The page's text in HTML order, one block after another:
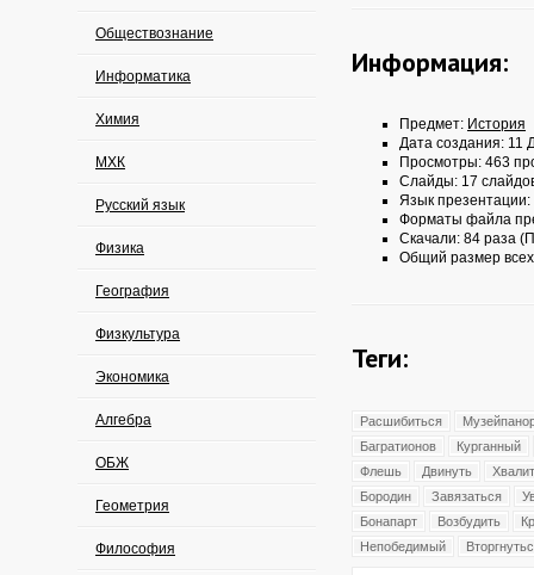
Обществознание
Информатика
Химия
МХК
Русский язык
Физика
География
Физкультура
Экономика
Алгебра
ОБЖ
Геометрия
Философия
Информация:
Предмет: История
Дата создания: 11
Просмотры: 463
Слайды: 17
Язык презентации:
Форматы файла
Скачали: 84 раза
Общий размер
Теги:
Расшибиться
Багратионов
Курганный
Флешь
Двинуть
Бородин
Завязаться
Бонапарт
Возбудить
Непобедимый